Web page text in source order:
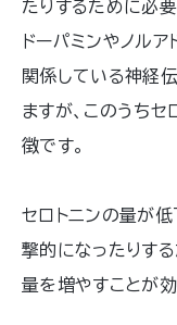
たりするために必要
ドーパミンやノル
関係している神経
ますが、このうち
徴です。
セロトニンの量が
撃的になったりする
量を増やすことが